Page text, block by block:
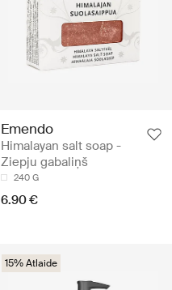
Emendo
Himalayan salt soap -
Ziepju gabaliņš
240 G
6.90 €
15% Atlaide